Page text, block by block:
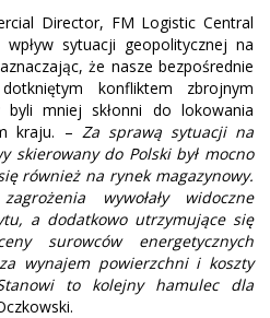
Director, FM Logistic Central
sytuacji geopolitycznej na
że nasze bezpośrednie
konfliktem zbrojnym
byli mniej skłonni do lokowania
kraju. – Za sprawą sytuacji na
skierowany do Polski był mocno
również na rynek magazynowy.
wywołały widoczne
a dodatkowo utrzymujące się
surowców energetycznych
wynajem powierzchni i koszty
to kolejny hamulec dla